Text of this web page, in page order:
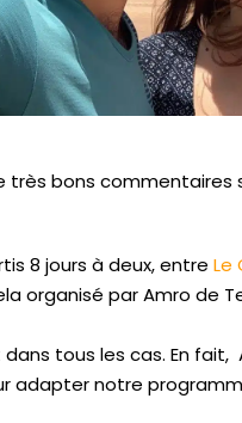
très bons commentaires
8 jours à deux, entre Le
organisé par Amro de
dans tous les cas. En
adapter notre